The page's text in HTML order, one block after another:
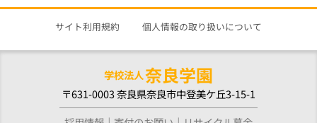
サイト利用規約 個人情報の取り扱いについて
学校法人奈良学園
〒631-0003 奈良県奈良市中登美ケ丘3-15-1